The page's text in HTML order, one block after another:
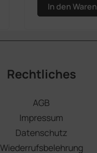
In den
Rechtliches
AGB
Impressum
Datenschutz
Wiederrufsbelehrung